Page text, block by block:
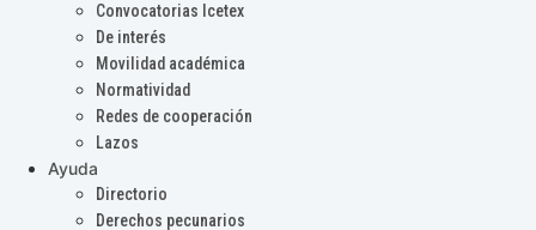
Convocatorias Icetex
De interés
Movilidad académica
Normatividad
Redes de cooperación
Lazos
Ayuda
Directorio
Derechos pecunarios